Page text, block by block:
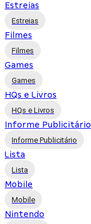
Estreias
Estreias
Filmes
Filmes
Games
Games
HQs e Livros
HQs e Livros
Informe Publicitário
Informe Publicitário
Lista
Lista
Mobile
Mobile
Nintendo